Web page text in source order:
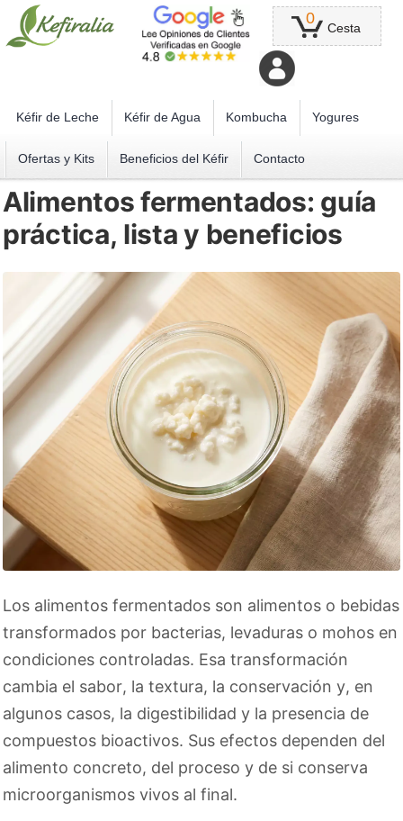
0
Cesta
Kéfir de Leche Kéfir de Agua Kombucha Yogures
Ofertas y Kits Beneficios del Kéfir Contacto
Alimentos fermentados: guía
práctica, lista y beneficios
Los alimentos fermentados son alimentos o bebidas
transformados por bacterias, levaduras o mohos en
condiciones controladas. Esa transformación
cambia el sabor, la textura, la conservación y, en
algunos casos, la digestibilidad y la presencia de
compuestos bioactivos. Sus efectos dependen del
alimento concreto, del proceso y de si conserva
microorganismos vivos al final.